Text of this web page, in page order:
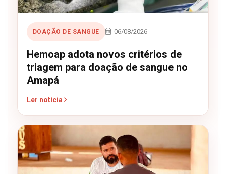
DOAÇÃO DE SANGUE 06/08/2026
Hemoap adota novos critérios de
triagem para doação de sangue no
Amapá
Ler notícia